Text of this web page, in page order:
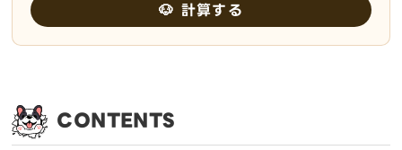
🐶 計算する
CONTENTS